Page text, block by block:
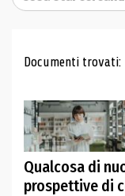
Risultati
Documenti trovati:
Qualcosa di
prospettive di